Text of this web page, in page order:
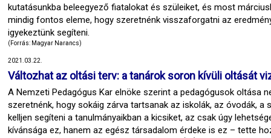
kutatásunkba beleegyező fiatalokat és szüleiket, és most
mindig fontos eleme, hogy szeretnénk visszaforgatni az
igyekeztünk segíteni.
(Forrás: Magyar Narancs)
2021.03.22.
Változhat az oltási terv: a tanárok soron kívüli oltását
A Nemzeti Pedagógus Kar elnöke szerint a pedagógusok oltása
szeretnénk, hogy sokáig zárva tartsanak az iskolák, az óvodák,
kelljen segíteni a tanulmányaikban a kicsiket, az csak úgy
kívánsága ez, hanem az egész társadalom érdeke is ez – tette